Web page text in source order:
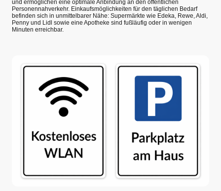
und ermöglichen eine optimale Anbindung an den öffentlichen
Personennahverkehr. Einkaufsmöglichkeiten für den täglichen Bedarf
befinden sich in unmittelbarer Nähe: Supermärkte wie Edeka, Rewe, Aldi,
Penny und Lidl sowie eine Apotheke sind fußläufig oder in wenigen
Minuten erreichbar.